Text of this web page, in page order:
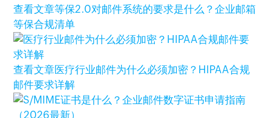
查看文章等保2.0对邮件系统的要求是什么？企业邮箱
等保合规清单
查看文章医疗行业邮件为什么必须加密？HIPAA合规
邮件要求详解